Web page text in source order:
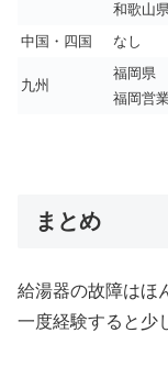
和歌山
中国・四国
なし
九州
福岡県
福岡営
まとめ
給湯器の故障はほ
一度経験すると少